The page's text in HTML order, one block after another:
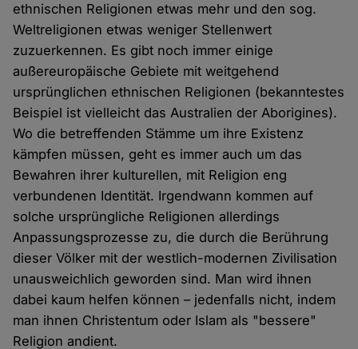
ethnischen Religionen etwas mehr und den sog.
Weltreligionen etwas weniger Stellenwert
zuzuerkennen. Es gibt noch immer einige
außereuropäische Gebiete mit weitgehend
ursprünglichen ethnischen Religionen (bekanntestes
Beispiel ist vielleicht das Australien der Aborigines).
Wo die betreffenden Stämme um ihre Existenz
kämpfen müssen, geht es immer auch um das
Bewahren ihrer kulturellen, mit Religion eng
verbundenen Identität. Irgendwann kommen auf
solche ursprüngliche Religionen allerdings
Anpassungsprozesse zu, die durch die Berührung
dieser Völker mit der westlich-modernen Zivilisation
unausweichlich geworden sind. Man wird ihnen
dabei kaum helfen können – jedenfalls nicht, indem
man ihnen Christentum oder Islam als "bessere"
Religion andient.